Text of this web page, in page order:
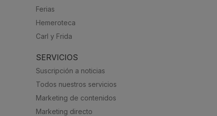
Ferias
Hemeroteca
Carl y Frida
SERVICIOS
Suscripción a noticias
Todos nuestros servicios
Marketing de contenidos
Marketing directo